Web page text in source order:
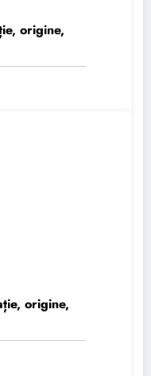
origine,
origine,